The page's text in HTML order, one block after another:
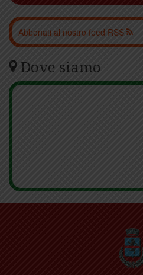
Abbonati al nostro feed RSS
Dove siamo